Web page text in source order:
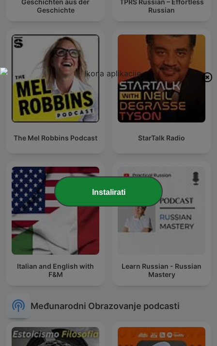
Geschichte
Russian
The Mel Robbins Podcast StarTalk Radio
Italian and English with
F&M
Learn Russian - Russian
Mastery
Međunarodni Obrazovanje podcasti
Instalirati